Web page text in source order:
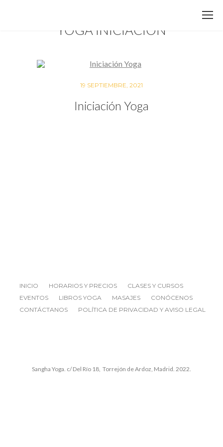
YOGA INICIACIÓN
19 SEPTIEMBRE, 2021
Iniciación Yoga
INICIO HORARIOS Y PRECIOS
CLASES Y CURSOS
EVENTOS
LIBROS YOGA MASAJES
CONÓCENOS
CONTÁCTANOS
POLÍTICA DE PRIVACIDAD Y AVISO LEGAL
Sangha Yoga. c/ Del Río 18, Torrejón de Ardoz, Madrid. 2022.